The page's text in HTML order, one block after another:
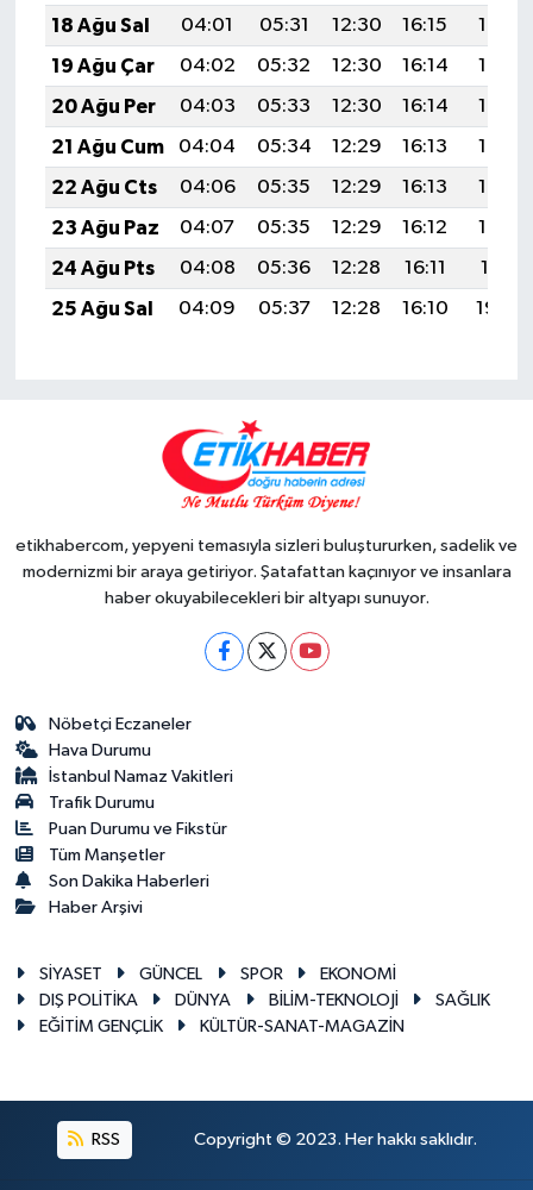
18 Ağu Sal
04:01 05:31 12:30 16:15
19:19
19 Ağu Çar
04:02 05:32 12:30 16:14
19:18
20 Ağu Per
04:03 05:33 12:30 16:14
19:16
21 Ağu Cum
04:04 05:34 12:29 16:13
19:15
22 Ağu Cts
04:06 05:35 12:29 16:13
19:14
23 Ağu Paz
04:07 05:35 12:29 16:12
19:12
24 Ağu Pts
04:08 05:36 12:28 16:11
19:11
25 Ağu Sal
04:09 05:37 12:28 16:10 19:09
etikhabercom, yepyeni temasıyla sizleri buluştururken, sadelik ve
modernizmi bir araya getiriyor. Şatafattan kaçınıyor ve insanlara
haber okuyabilecekleri bir altyapı sunuyor.
Nöbetçi Eczaneler
Hava Durumu
İstanbul Namaz Vakitleri
Trafik Durumu
Puan Durumu ve Fikstür
Tüm Manşetler
Son Dakika Haberleri
Haber Arşivi
SİYASET GÜNCEL SPOR
EKONOMİ
DIŞ POLİTİKA
DÜNYA BİLİM-TEKNOLOJİ
SAĞLIK
EĞİTİM GENÇLİK
KÜLTÜR-SANAT-MAGAZİN
RSS Copyright © 2023. Her hakkı saklıdır.